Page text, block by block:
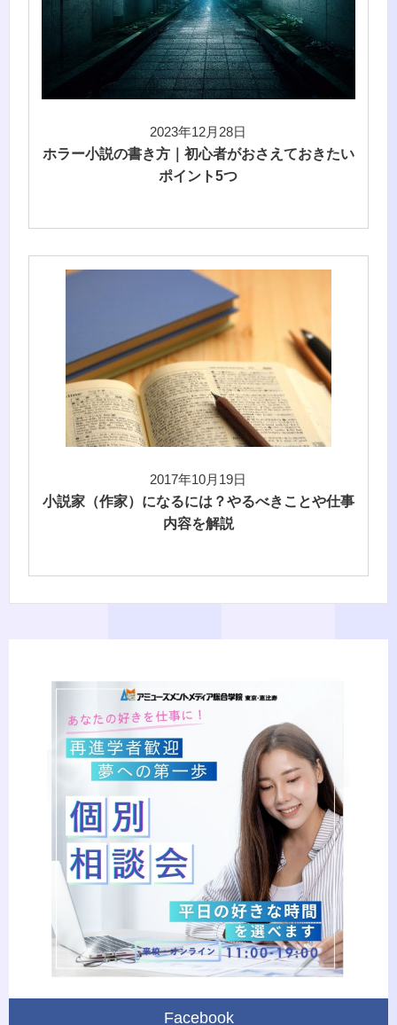
2023年12月28日
ホラー小説の書き方｜初心者がおさえておきたい
ポイント5つ
2017年10月19日
小説家（作家）になるには？やるべきことや仕事
内容を解説
Facebook